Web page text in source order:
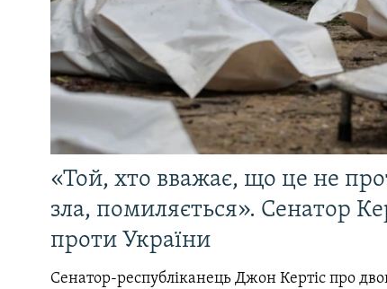
«Той, хто вважає, що це не
зла, помиляється». Сенатор
проти України
Сенатор-республіканець Джон Кертіс про